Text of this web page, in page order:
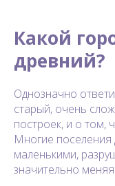
Какой
древний?
Однозначно
старый, очень
построек, и о том,
Многие поселения
маленькими,
значительно